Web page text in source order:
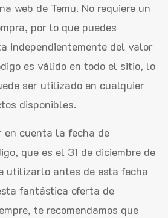
web de Temu. No requiere un
por lo que puedes
independientemente del valor
es válido en todo el sitio, lo
ser utilizado en cualquier
disponibles.
en cuenta la fecha de
que es el 31 de diciembre de
utilizarlo antes de esta fecha
fantástica oferta de
te recomendamos que